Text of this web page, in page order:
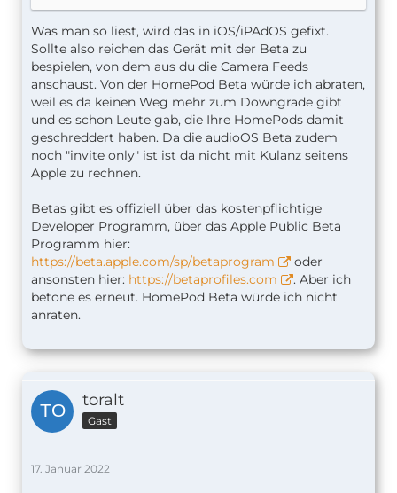
Was man so liest, wird das in iOS/iPAdOS gefixt.
Sollte also reichen das Gerät mit der Beta zu
bespielen, von dem aus du die Camera Feeds
anschaust. Von der HomePod Beta würde ich abraten,
weil es da keinen Weg mehr zum Downgrade gibt
und es schon Leute gab, die Ihre HomePods damit
geschreddert haben. Da die audioOS Beta zudem
noch "invite only" ist ist da nicht mit Kulanz seitens
Apple zu rechnen.
Betas gibt es offiziell über das kostenpflichtige
Developer Programm, über das Apple Public Beta
Programm hier:
https://beta.apple.com/sp/betaprogram
oder
ansonsten hier: https://betaprofiles.com
. Aber ich
betone es erneut. HomePod Beta würde ich nicht
anraten.
toralt
Gast
17. Januar 2022